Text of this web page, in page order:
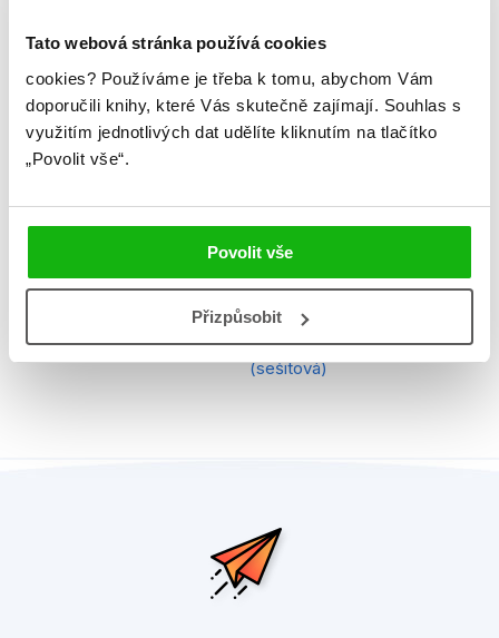
Tato webová stránka používá cookies
cookies? Používáme je třeba k tomu, abychom Vám
doporučili knihy, které Vás skutečně zajímají. Souhlas s
využitím jednotlivých dat udělíte kliknutím na tlačítko
„Povolit vše“.
Povolit vše
Přizpůsobit
Jazyk čeština
Řady Tlapková patrola
Původní název Paw Patrol - Spass Set
Původní jazyk
EAN 8594063859597
3
Typ
Vazba
brožovaná, šitá 2 skobkami
(sešitová)